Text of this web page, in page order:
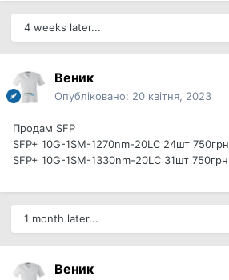
4 weeks later...
Веник
Опубліковано: 20 квітня, 2023
Продам SFP
SFP+ 10G-1SM-1270nm-20LC 24шт 750грн
SFP+ 10G-1SM-1330nm-20LC 31шт 750грн
1 month later...
Веник